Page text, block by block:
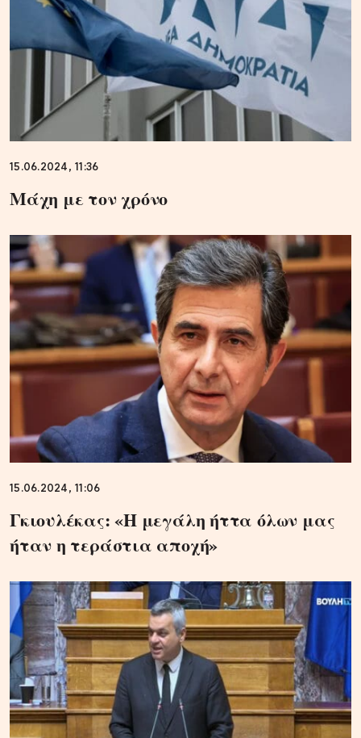
15.06.2024, 11:36
Μάχη με τον χρόνο
15.06.2024, 11:06
Γκιουλέκας: «Η μεγάλη ήττα όλων μας
ήταν η τεράστια αποχή»